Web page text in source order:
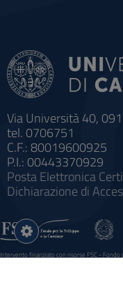
Via Università 40,
tel. 0706751
C.F.: 80019600925
P.I.: 00443370929
Posta Elettronica
Dichiarazione di
Intervento finanziato con risorse FSC - Fondo
Impostazioni
cookie